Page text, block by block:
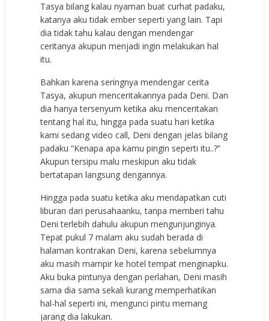
Tasya bilang kalau nyaman buat curhat padaku,
katanya aku tidak ember seperti yang lain. Tapi
dia tidak tahu kalau dengan mendengar
ceritanya akupun menjadi ingin melakukan hal
itu.
Bahkan karena seringnya mendengar cerita
Tasya, akupun menceritakannya pada Deni. Dan
dia hanya tersenyum ketika aku menceritakan
tentang hal itu, hingga pada suatu hari ketika
kami sedang video call, Deni dengan jelas bilang
padaku “Kenapa apa kamu pingin seperti itu..?”
Akupun tersipu malu meskipun aku tidak
bertatapan langsung dengannya.
Hingga pada suatu ketika aku mendapatkan cuti
liburan dari perusahaanku, tanpa memberi tahu
Deni terlebih dahulu akupun mengunjunginya.
Tepat pukul 7 malam aku sudah berada di
halaman kontrakan Deni, karena sebelumnya
aku masih mampir ke hotel tempat menginapku.
Aku buka pintunya dengan perlahan, Deni masih
sama dia sama sekali kurang memperhatikan
hal-hal seperti ini, mengunci pintu memang
jarang dia lakukan.